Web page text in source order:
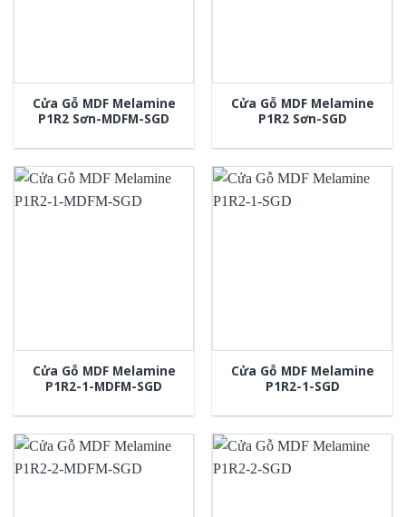
Cửa Gỗ MDF Melamine
P1R2 Sơn-MDFM-SGD
Cửa Gỗ MDF Melamine
P1R2 Sơn-SGD
Cửa Gỗ MDF Melamine
P1R2-1-MDFM-SGD
Cửa Gỗ MDF Melamine
P1R2-1-SGD